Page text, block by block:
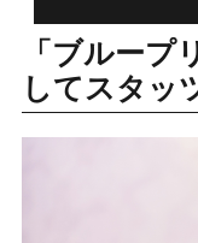
「ブループ
してスタッ